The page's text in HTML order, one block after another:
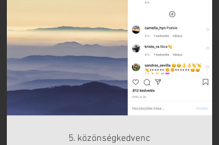
5. közönségkedvenc